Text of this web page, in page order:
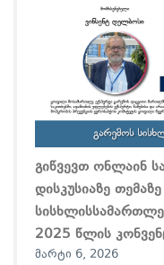
გიწვევთ ონლაინ
დისკუსიაზე
2025 წლის
მარტი 6, 2026